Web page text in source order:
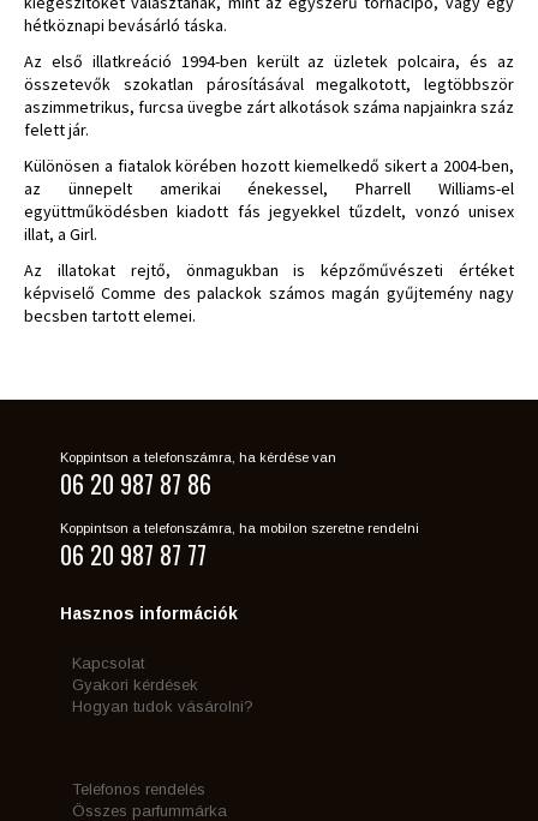
hétköznapi bevásárló táska.
Az első illatkreáció 1994-ben került az üzletek polcaira, és az
összetevők szokatlan párosításával megalkotott, legtöbbször
aszimmetrikus, furcsa üvegbe zárt alkotások száma napjainkra száz
felett jár.
Különösen a fiatalok körében hozott kiemelkedő sikert a 2004-ben,
az ünnepelt amerikai énekessel, Pharrell Williams-el
együttműködésben kiadott fás jegyekkel tűzdelt, vonzó unisex
illat, a Girl.
Az illatokat rejtő, önmagukban is képzőművészeti értéket
képviselő Comme des palackok számos magán gyűjtemény nagy
becsben tartott elemei.
Koppintson a telefonszámra, ha kérdése van
06 20 987 87 86
Koppintson a telefonszámra, ha mobilon szeretne rendelni
06 20 987 87 77
Hasznos információk
Kapcsolat
Gyakori kérdések
Hogyan tudok vásárolni?
Telefonos rendelés
Összes parfummárka